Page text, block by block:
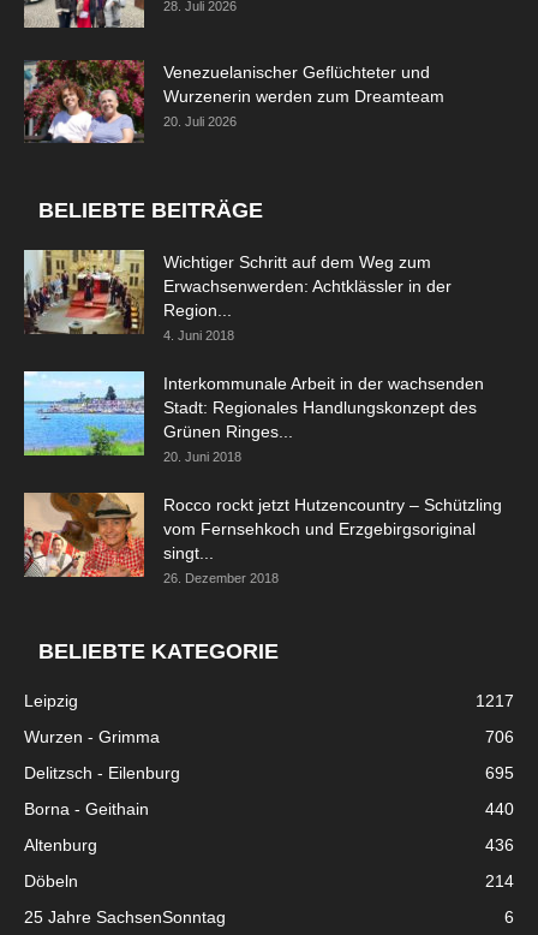
28. Juli 2026
Venezuelanischer Geflüchteter und
Wurzenerin werden zum Dreamteam
20. Juli 2026
BELIEBTE BEITRÄGE
Wichtiger Schritt auf dem Weg zum
Erwachsenwerden: Achtklässler in der
Region...
4. Juni 2018
Interkommunale Arbeit in der wachsenden
Stadt: Regionales Handlungskonzept des
Grünen Ringes...
20. Juni 2018
Rocco rockt jetzt Hutzencountry – Schützling
vom Fernsehkoch und Erzgebirgsoriginal
singt...
26. Dezember 2018
BELIEBTE KATEGORIE
Leipzig
1217
Wurzen - Grimma
706
Delitzsch - Eilenburg
695
Borna - Geithain
440
Altenburg
436
Döbeln
214
25 Jahre SachsenSonntag
6